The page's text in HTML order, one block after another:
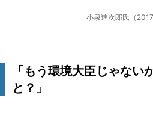
小泉進次郎氏（2017
「もう環境大臣じゃない
と？」